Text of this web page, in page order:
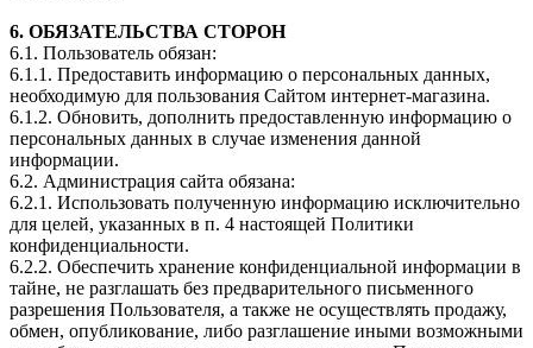
6. ОБЯЗАТЕЛЬСТВА СТОРОН
6.1. Пользователь обязан:
6.1.1. Предоставить информацию о персональных данных,
необходимую для пользования Сайтом интернет-магазина.
6.1.2. Обновить, дополнить предоставленную информацию о
персональных данных в случае изменения данной
информации.
6.2. Администрация сайта обязана:
6.2.1. Использовать полученную информацию исключительно
для целей, указанных в п. 4 настоящей Политики
конфиденциальности.
6.2.2. Обеспечить хранение конфиденциальной информации в
тайне, не разглашать без предварительного письменного
разрешения Пользователя, а также не осуществлять продажу,
обмен, опубликование, либо разглашение иными возможными